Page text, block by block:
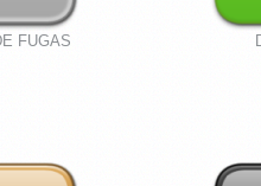
FUGAS